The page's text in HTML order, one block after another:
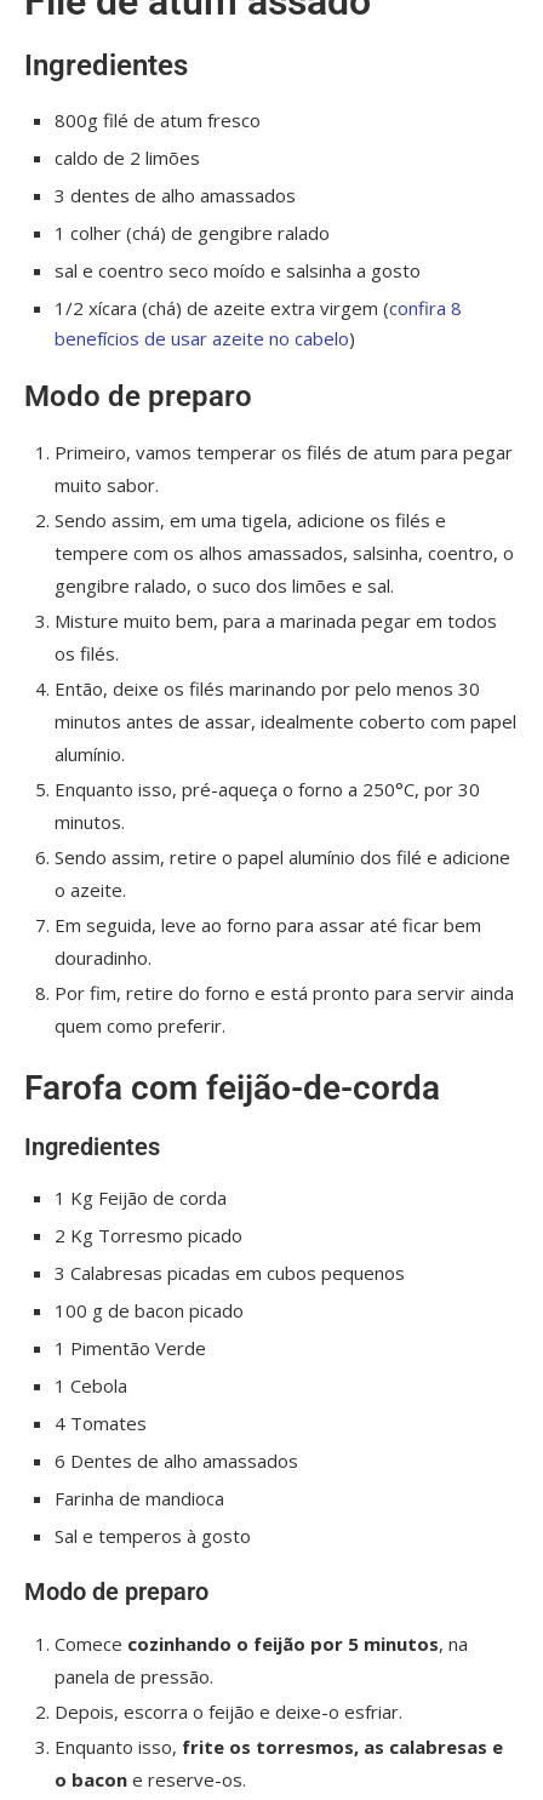
Ingredientes
800g filé de atum fresco
caldo de 2 limões
3 dentes de alho amassados
1 colher (chá) de gengibre ralado
sal e coentro seco moído e salsinha a gosto
1/2 xícara (chá) de azeite extra virgem (confira 8
benefícios de usar azeite no cabelo)
Modo de preparo
Primeiro, vamos temperar os filés de atum para pegar
muito sabor.
Sendo assim, em uma tigela, adicione os filés e
tempere com os alhos amassados, salsinha, coentro, o
gengibre ralado, o suco dos limões e sal.
Misture muito bem, para a marinada pegar em todos
os filés.
Então, deixe os filés marinando por pelo menos 30
minutos antes de assar, idealmente coberto com papel
alumínio.
Enquanto isso, pré-aqueça o forno a 250°C, por 30
minutos.
Sendo assim, retire o papel alumínio dos filé e adicione
o azeite.
Em seguida, leve ao forno para assar até ficar bem
douradinho.
Por fim, retire do forno e está pronto para servir ainda
quem como preferir.
Farofa com feijão-de-corda
Ingredientes
1 Kg Feijão de corda
2 Kg Torresmo picado
3 Calabresas picadas em cubos pequenos
100 g de bacon picado
1 Pimentão Verde
1 Cebola
4 Tomates
6 Dentes de alho amassados
Farinha de mandioca
Sal e temperos à gosto
Modo de preparo
Comece cozinhando o feijão por 5 minutos, na
panela de pressão.
Depois, escorra o feijão e deixe-o esfriar.
Enquanto isso, frite os torresmos, as calabresas e
o bacon e reserve-os.